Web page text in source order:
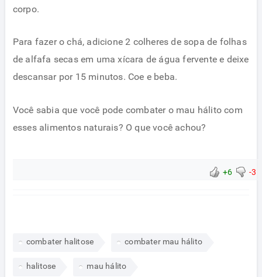
corpo.
Para fazer o chá, adicione 2 colheres de sopa de folhas
de alfafa secas em uma xícara de água fervente e deixe
descansar por 15 minutos. Coe e beba.
Você sabia que você pode combater o mau hálito com
esses alimentos naturais? O que você achou?
+6 -3
combater halitose combater mau hálito
halitose mau hálito